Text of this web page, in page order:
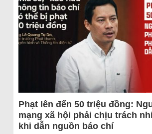
Phạt lên đến 50 triệu đồng:
mạng xã hội phải chịu trách
khi dẫn nguồn báo chí